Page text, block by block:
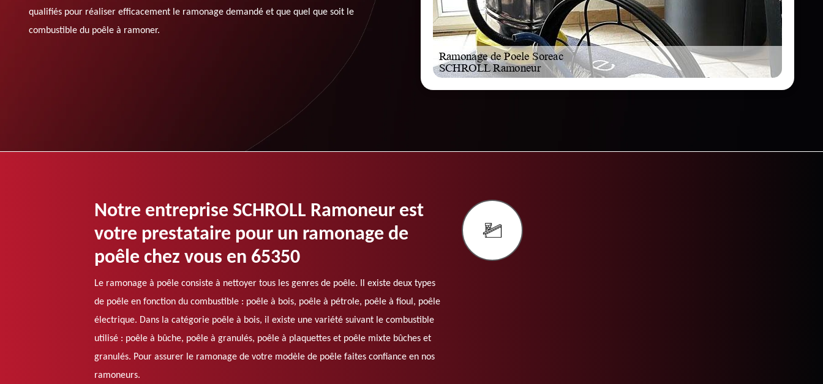
qualifiés pour réaliser efficacement le ramonage demandé et que quel que soit le
combustible du poêle à ramoner.
Notre entreprise SCHROLL Ramoneur est
votre prestataire pour un ramonage de
poêle chez vous en 65350
Le ramonage à poêle consiste à nettoyer tous les genres de poêle. Il existe deux types
de poêle en fonction du combustible : poêle à bois, poêle à pétrole, poêle à fioul, poêle
électrique. Dans la catégorie poêle à bois, il existe une variété suivant le combustible
utilisé : poêle à bûche, poêle à granulés, poêle à plaquettes et poêle mixte bûches et
granulés. Pour assurer le ramonage de votre modèle de poêle faites confiance en nos
ramoneurs.